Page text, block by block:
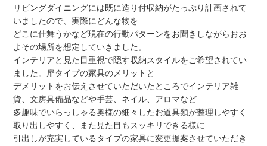
リビングダイニングには既に造り付収納がたっぷり計画されて
いましたので、実際にどんな物を
どこに仕舞うかなど現在の行動パターンをお聞きしながらおお
よその場所を想定していきました。
インテリアと見た目重視で隠す収納スタイルをご希望されてい
ました。扉タイプの家具のメリットと
デメリットをお伝えさせていただいたところでインテリア雑
貨、文房具備品などや手芸、ネイル、アロマなど
多趣味でいらっしゃる奥様の細々したお道具類が整理しやすく
取り出しやすく、また見た目もスッキリできる様に
引出しが充実しているタイプの家具に変更提案させていただき